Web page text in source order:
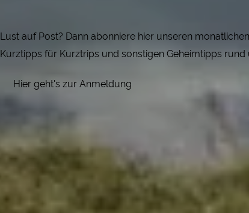
Lust auf Post? Dann abonniere hier unseren
Kurztipps für Kurztrips und sonstigen Geheimtipps rund
Hier geht's zur Anmeldung